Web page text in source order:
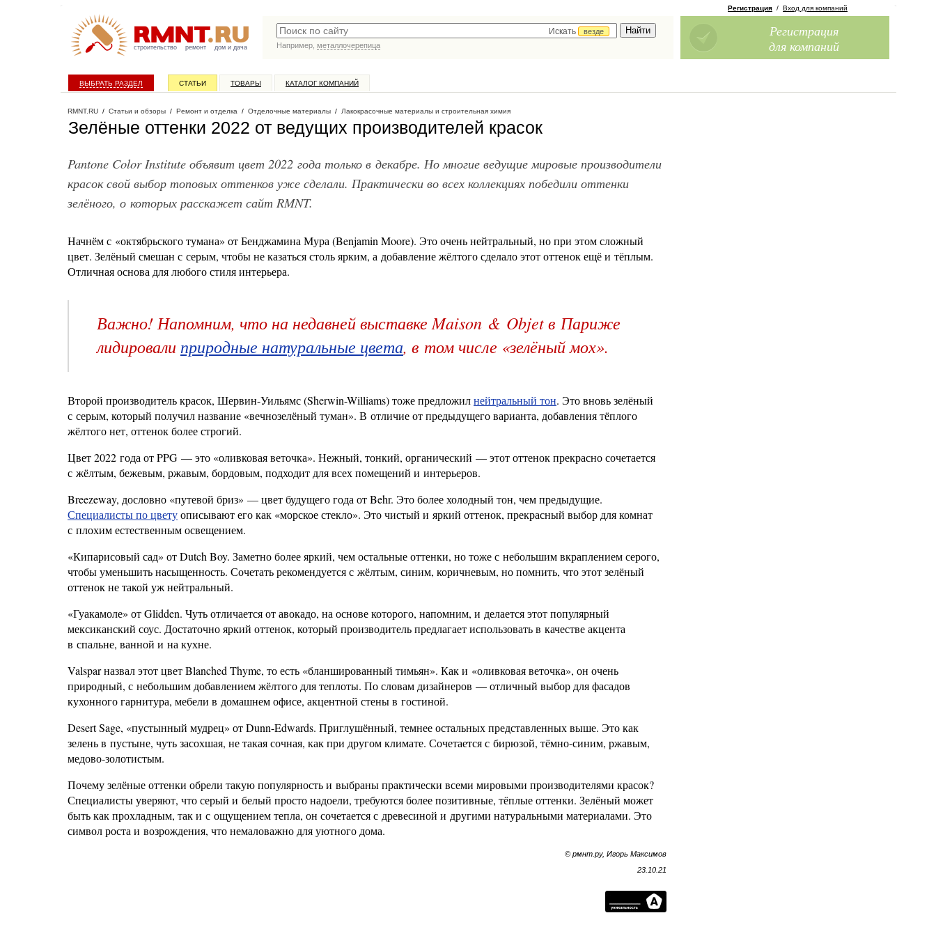
строительство ремонт дом и дача
Искать
везде
Например, металлочерепица
Регистрация / Вход для компаний
Регистрация
для компаний
ВЫБРАТЬ РАЗДЕЛ СТАТЬИ ТОВАРЫ КАТАЛОГ КОМПАНИЙ
RMNT.RU / Статьи и обзоры / Ремонт и отделка / Отделочные материалы / Лакокрасочные материалы и строительная химия
Зелёные оттенки 2022 от ведущих производителей красок
Pantone Color Institute объявит цвет 2022 года только в декабре. Но многие ведущие мировые производители
красок свой выбор топовых оттенков уже сделали. Практически во всех коллекциях победили оттенки
зелёного, о которых расскажет сайт RMNT.
Начнём с «октябрьского тумана» от Бенджамина Мура (Benjamin Moore). Это очень нейтральный, но при этом сложный
цвет. Зелёный смешан с серым, чтобы не казаться столь ярким, а добавление жёлтого сделало этот оттенок ещё и тёплым.
Отличная основа для любого стиля интерьера.
Важно! Напомним, что на недавней выставке Maison & Objet в Париже
лидировали природные натуральные цвета, в том числе «зелёный мох».
Второй производитель красок, Шервин-Уильямс (Sherwin-Williams) тоже предложилнейтральный тон. Это вновь зелёный
с серым, который получил название «вечнозелёный туман». В отличие от предыдущего варианта, добавления тёплого
жёлтого нет, оттенок более строгий.
Цвет 2022 года от PPG — это «оливковая веточка». Нежный, тонкий, органический — этот оттенок прекрасно сочетается
с жёлтым, бежевым, ржавым, бордовым, подходит для всех помещений и интерьеров.
Breezeway, дословно «путевой бриз» — цвет будущего года от Behr. Это более холодный тон, чем предыдущие.
Специалисты по цветуописывают его как «морское стекло». Это чистый и яркий оттенок, прекрасный выбор для комнат
с плохим естественным освещением.
«Кипарисовый сад» от Dutch Boy. Заметно более яркий, чем остальные оттенки, но тоже с небольшим вкраплением серого,
чтобы уменьшить насыщенность. Сочетать рекомендуется с жёлтым, синим, коричневым, но помнить, что этот зелёный
оттенок не такой уж нейтральный.
«Гуакамоле» от Glidden. Чуть отличается от авокадо, на основе которого, напомним, и делается этот популярный
мексиканский соус. Достаточно яркий оттенок, который производитель предлагает использовать в качестве акцента
в спальне, ванной и на кухне.
Valspar назвал этот цвет Blanched Thyme, то есть «бланшированный тимьян». Как и «оливковая веточка», он очень
природный, с небольшим добавлением жёлтого для теплоты. По словам дизайнеров — отличный выбор для фасадов
кухонного гарнитура, мебели в домашнем офисе, акцентной стены в гостиной.
Desert Sage, «пустынный мудрец» от Dunn-Edwards. Приглушённый, темнее остальных представленных выше. Это как
зелень в пустыне, чуть засохшая, не такая сочная, как при другом климате. Сочетается с бирюзой, тёмно-синим, ржавым,
медово-золотистым.
Почему зелёные оттенки обрели такую популярность и выбраны практически всеми мировыми производителями красок?
Специалисты уверяют, что серый и белый просто надоели, требуются более позитивные, тёплые оттенки. Зелёный может
быть как прохладным, так и с ощущением тепла, он сочетается с древесиной и другими натуральными материалами. Это
символ роста и возрождения, что немаловажно для уютного дома.
© рмнт.ру, Игорь Максимов
23.10.21